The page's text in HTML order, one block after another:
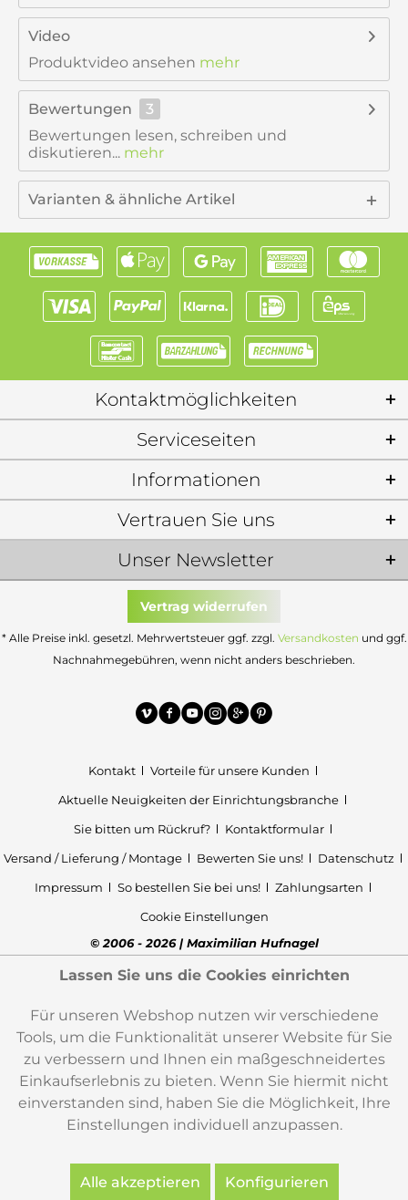
Video
Produktvideo ansehen mehr
Bewertungen
3
Bewertungen lesen, schreiben und
diskutieren... mehr
Varianten & ähnliche Artikel
Kontaktmöglichkeiten
Serviceseiten
Informationen
Unser Newsletter
Vertrauen Sie uns
Vertrag widerrufen
* Alle Preise inkl. gesetzl. Mehrwertsteuer ggf. zzgl. Versandkosten und ggf.
Nachnahmegebühren, wenn nicht anders beschrieben.
Kontakt
Vorteile für unsere Kunden
Aktuelle Neuigkeiten der Einrichtungsbranche
Sie bitten um Rückruf?
Kontaktformular
Versand / Lieferung / Montage
Bewerten Sie uns!
Datenschutz
Impressum
So bestellen Sie bei uns!
Zahlungsarten
Cookie Einstellungen
© 2006 - 2026 | Maximilian Hufnagel
Lassen Sie uns die Cookies einrichten
Für unseren Webshop nutzen wir verschiedene
Tools, um die Funktionalität unserer Website für Sie
zu verbessern und Ihnen ein maßgeschneidertes
Einkaufserlebnis zu bieten. Wenn Sie hiermit nicht
einverstanden sind, haben Sie die Möglichkeit, Ihre
Einstellungen individuell anzupassen.
Alle akzeptieren Konfigurieren